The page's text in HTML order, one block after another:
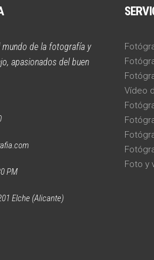
de la fotografía y
apasionados del buen
PM
Elche (Alicante)
Vídeo
Foto y